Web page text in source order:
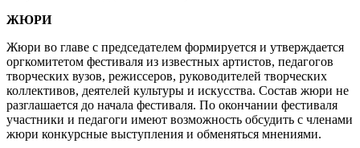
ЖЮРИ
Жюри во главе с председателем формируется и утверждается
оргкомитетом фестиваля из известных артистов, педагогов
творческих вузов, режиссеров, руководителей творческих
коллективов, деятелей культуры и искусства. Состав жюри не
разглашается до начала фестиваля. По окончании фестиваля
участники и педагоги имеют возможность обсудить с членами
жюри конкурсные выступления и обменяться мнениями.